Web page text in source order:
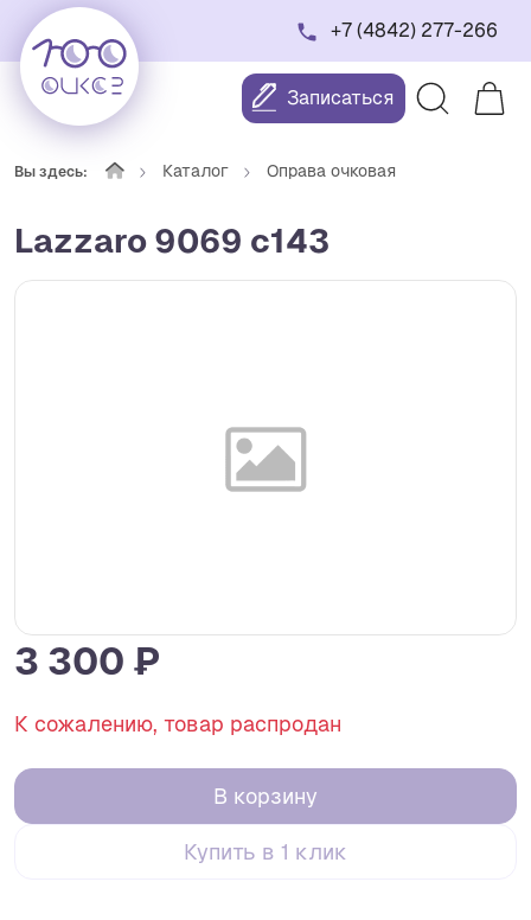
+7 (4842) 277-266
Записаться
Вы здесь: Каталог Оправа очковая
Lazzaro 9069 с143
3 300 ₽
К сожалению, товар распродан
В корзину
Купить в 1 клик